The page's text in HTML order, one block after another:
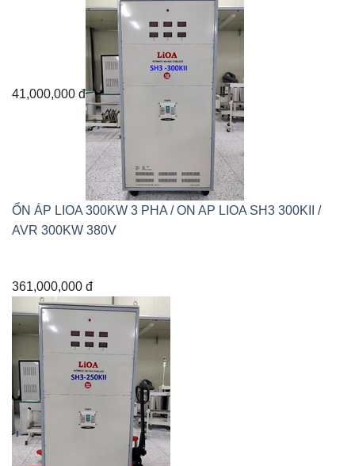
41,000,000 đ
ỔN ÁP LIOA 300KW 3 PHA / ON AP LIOA SH3 300KII /
AVR 300KW 380V
361,000,000 đ